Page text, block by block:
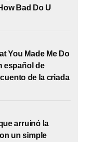
Bad Do U
You Made Me Do
español de
de la criada
arruinó la
un simple